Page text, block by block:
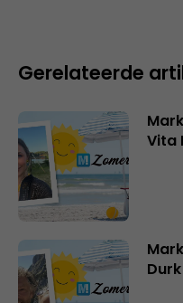
Gerelateerde
Vita